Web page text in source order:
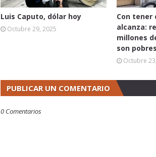
Luis Caputo, dólar hoy
Octubre 29, 2025
Con tener
alcanza:
millones
son
Octubre
PUBLICAR UN COMENTARIO
0 Comentarios